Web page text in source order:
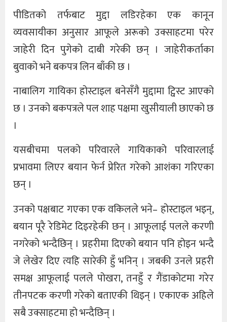
पीडितको तर्फबाट मुद्दा लडिरहेका एक कानून
व्यवसायीका अनुसार आफूले अरूको उक्साहटमा परेर
जाहेरी दिन पुगेको दाबी गरेकी छन् । जाहेरीकर्ताका
बुवाको भने बकपत्र लिन बाँकी छ ।
नाबालिग गायिका होस्टाइल बनेसँगै मुद्दामा ट्विस्ट आएको
छ । उनको बकपत्रले पल शाह पक्षमा खुसीयाली छाएको छ
।
यसबीचमा पलको परिवारले गायिकाको परिवारलाई
प्रभावमा लिएर बयान फेर्न प्रेरित गरेको आशंका गरिएका
छन् ।
उनको पक्षबाट गएका एक वकिलले भने– होस्टाइल भइन्,
बयान पूरै रेडिमेट दिइरहेकी छन् । आफूलाई पलले करणी
नगरेको भन्दैछिन् । प्रहरीमा दिएको बयान पनि होइन भन्दै
जे लेखेर दिए त्यहि सारेकी हुँ भनिन् । जबकी उनले प्रहरी
समक्ष आफूलाई पलले पोखरा, तनहुँ र गैंडाकोटमा गरेर
तीनपटक करणी गरेको बताएकी थिइन् । एकाएक अहिले
सबै उक्साहटमा हो भन्दैछिन् ।